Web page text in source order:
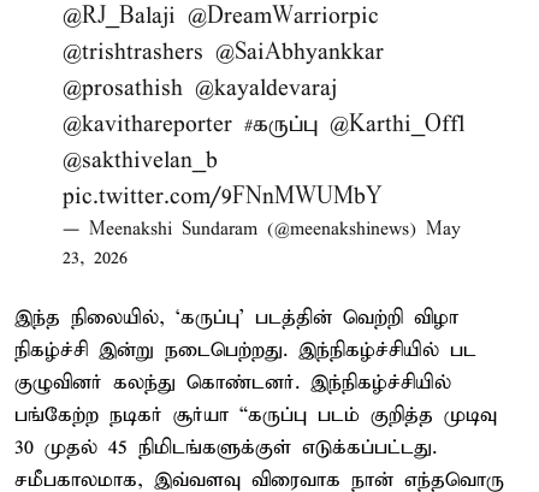
@RJ_Balaji @DreamWarriorpic
@trishtrashers @SaiAbhyankkar
@prosathish @kayaldevaraj
@kavithareporter #கருப்பு @Karthi_Offl
@sakthivelan_b
pic.twitter.com/9FNnMWUMbY
— Meenakshi Sundaram (@meenakshinews) May
23, 2026
இந்த நிலையில், ‘கருப்பு’ படத்தின் வெற்றி விழா
நிகழ்ச்சி இன்று நடைபெற்றது. இந்நிகழ்ச்சியில் பட
குழுவினர் கலந்து கொண்டனர். இந்நிகழ்ச்சியில்
பங்கேற்ற நடிகர் சூர்யா “கருப்பு படம் குறித்த முடிவு
30 முதல் 45 நிமிடங்களுக்குள் எடுக்கப்பட்டது.
சமீபகாலமாக, இவ்வளவு விரைவாக நான் எந்தவொரு